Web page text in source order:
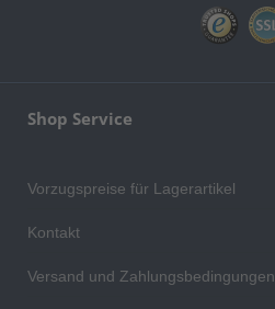
Shop Service
Vorzugspreise für Lagerartikel
Kontakt
Versand und Zahlungsbedingungen